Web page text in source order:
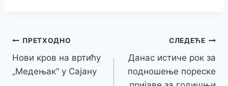
Кретање
чланка
ПРЕТХОДНО
Нови кров на вртићу
„Медењак“ у Сајану
СЛЕДЕЋЕ
Данас истиче рок за
подношење пореске